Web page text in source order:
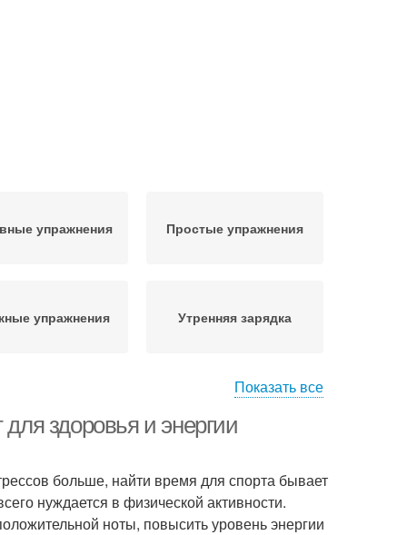
упражнения Простые упражнения
упражнения Утренняя зарядка
укрепления
в картинках Утренняя гимнастика
Показать все
здоровья и энергии
больше, найти время для спорта бывает
нуждается в физической активности.
ноты, повысить уровень энергии